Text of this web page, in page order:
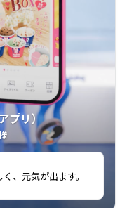
プリ）
、元気が出ます。
で使うのが楽しいで